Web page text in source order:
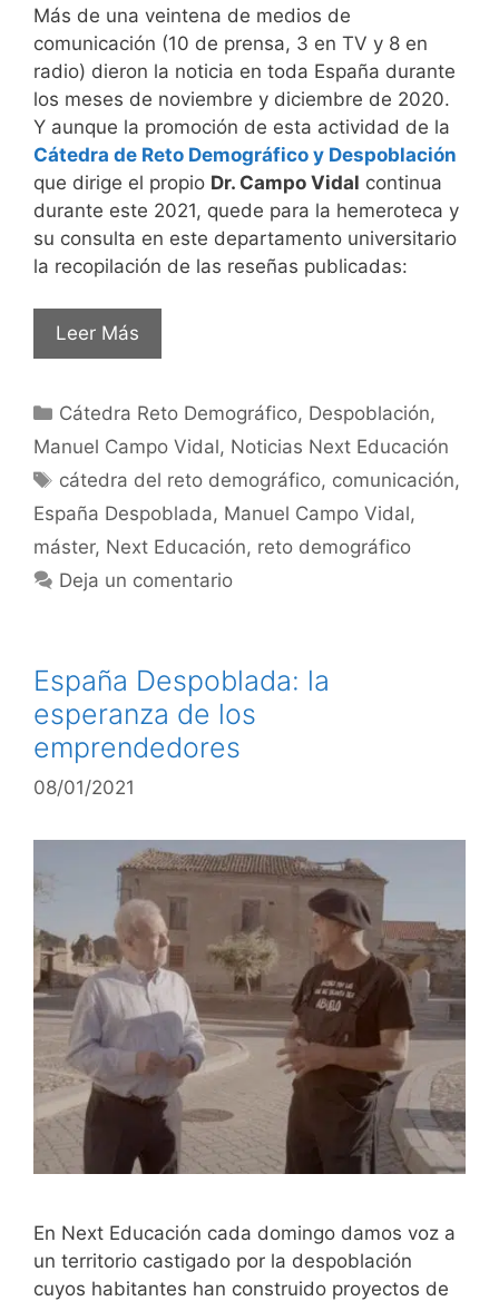
Más de una veintena de medios de
comunicación (10 de prensa, 3 en TV y 8 en
radio) dieron la noticia en toda España durante
los meses de noviembre y diciembre de 2020.
Y aunque la promoción de esta actividad de la
Cátedra de Reto Demográfico y Despoblación
que dirige el propio Dr. Campo Vidal continua
durante este 2021, quede para la hemeroteca y
su consulta en este departamento universitario
la recopilación de las reseñas publicadas:
Leer Más
Cátedra Reto Demográfico, Despoblación,
Manuel Campo Vidal, Noticias Next Educación
cátedra del reto demográfico, comunicación,
España Despoblada, Manuel Campo Vidal,
máster, Next Educación, reto demográfico
Deja un comentario
España Despoblada: la
esperanza de los
emprendedores
08/01/2021
En Next Educación cada domingo damos voz a
un territorio castigado por la despoblación
cuyos habitantes han construido proyectos de